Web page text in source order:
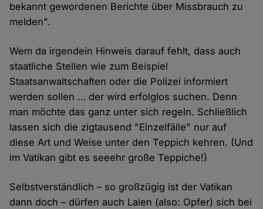
bekannt gewordenen Berichte über Missbrauch zu
melden".
Wem da irgendein Hinweis darauf fehlt, dass auch
staatliche Stellen wie zum Beispiel
Staatsanwaltschaften oder die Polizei informiert
werden sollen … der wird erfolglos suchen. Denn
man möchte das ganz unter sich regeln. Schließlich
lassen sich die zigtausend "Einzelfälle" nur auf
diese Art und Weise unter den Teppich kehren. (Und
im Vatikan gibt es seeehr große Teppiche!)
Selbstverständlich – so großzügig ist der Vatikan
dann doch – dürfen auch Laien (also: Opfer) sich bei